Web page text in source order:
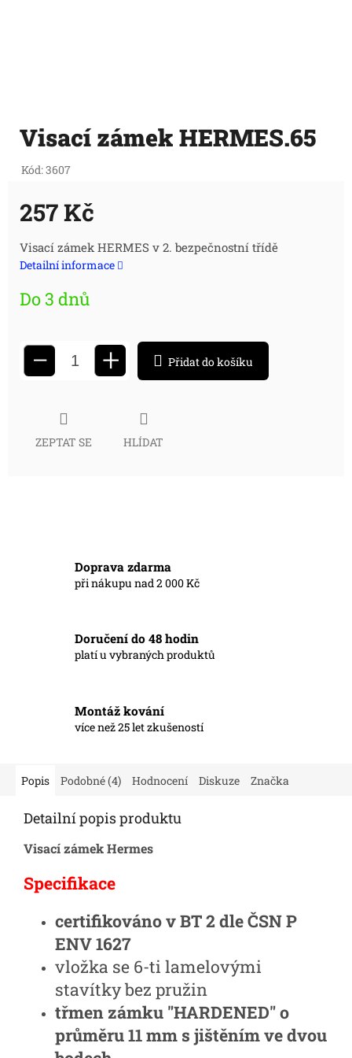
Visací zámek HERMES.65
Kód:3607
257 Kč
Měrná
cena:
Visací zámek HERMES v 2. bezpečnostní třídě
Detailní informace
Do 3 dnů
− + Přidat do košíku
ZEPTAT SE HLÍDAT
Doprava zdarma
při nákupu nad 2 000 Kč
Doručení do 48 hodin
platí u vybraných produktů
Montáž kování
více než 25 let zkušeností
Popis Podobné (4) Hodnocení Diskuze Značka
Detailní popis produktu
Visací zámek Hermes
Specifikace
certifikováno v BT 2 dle ČSN P
ENV 1627
vložka se 6-ti lamelovými
stavítky bez pružin
třmen zámku "HARDENED" o
průměru 11 mm s jištěním ve dvou